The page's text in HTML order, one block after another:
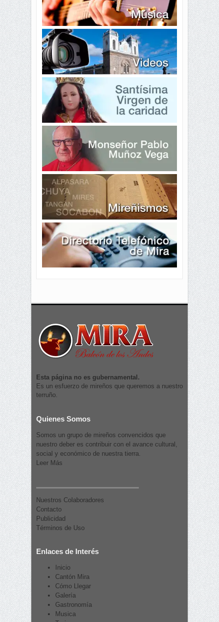
Esta página no es gubernamental.
Es un esfuerzo de mireños que queremos a nuestro
terruño.
Quienes Somos
Somos un grupo de mireños convencidos que
nuestro deber es contribuir con el avance cultural,
social y económico de nuestra tierra.
Leer Más
Nuestros Colaboradores
Contacto
Publicidad
Términos de Uso
Enlaces de Interés
Inicio
Cantón Mira
Cómo Llegar
Galería
Gastronomía
Musica